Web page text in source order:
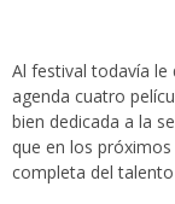
Al festival todavía
agenda cuatro
bien dedicada a la
que en los
completa del